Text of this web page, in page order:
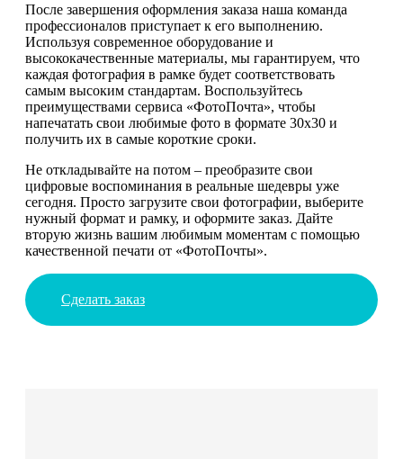
После завершения оформления заказа наша команда
профессионалов приступает к его выполнению.
Используя современное оборудование и
высококачественные материалы, мы гарантируем, что
каждая фотография в рамке будет соответствовать
самым высоким стандартам. Воспользуйтесь
преимуществами сервиса «ФотоПочта», чтобы
напечатать свои любимые фото в формате 30х30 и
получить их в самые короткие сроки.
Не откладывайте на потом – преобразите свои
цифровые воспоминания в реальные шедевры уже
сегодня. Просто загрузите свои фотографии, выберите
нужный формат и рамку, и оформите заказ. Дайте
вторую жизнь вашим любимым моментам с помощью
качественной печати от «ФотоПочты».
Сделать заказ